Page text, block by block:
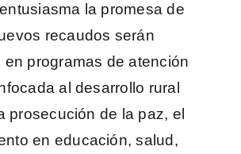
la promesa de
recaudos serán
en programas de atención
al desarrollo rural
prosecución de la paz, el
en educación, salud,